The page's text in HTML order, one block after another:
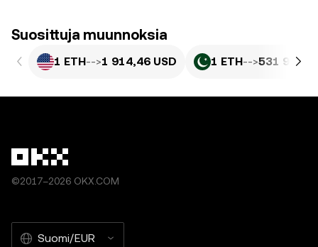
Suosittuja muunnoksia
1 ETH-->1 914,46 USD 1 ETH-->531
©2017–2026 OKX.COM
Suomi/EUR